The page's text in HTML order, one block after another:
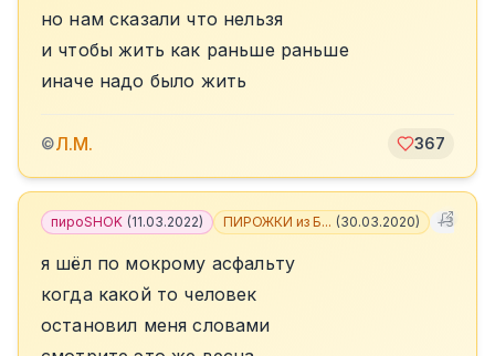
но нам сказали что нельзя
и чтобы жить как раньше раньше
иначе надо было жить
©Л.М. 367
пироSHOK (11.03.2022) ПИРОЖКИ из Б... (30.03.2020) +3
я шёл по мокрому асфальту
когда какой то человек
остановил меня словами